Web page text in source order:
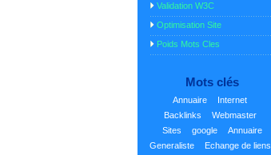
Validation W3C
Optimisation Site
Poids Mots Cles
Mots clés
Annuaire
Internet
Backlinks
Webmaster
Sites
google
Annuaire
Generaliste
Echange de liens